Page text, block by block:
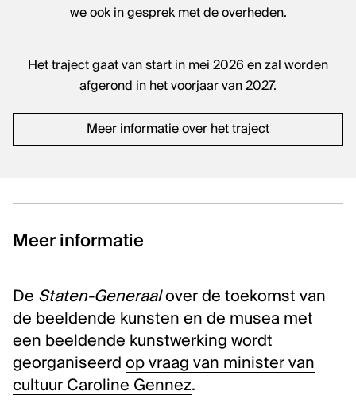
we ook in gesprek met de overheden.
Het traject gaat van start in mei 2026 en zal worden
afgerond in het voorjaar van 2027.
Meer informatie over het traject
Meer informatie
De Staten-Generaalover de toekomst van
de beeldende kunsten en de musea met
een beeldende kunstwerking wordt
georganiseerd op vraag van minister van
cultuur Caroline Gennez.